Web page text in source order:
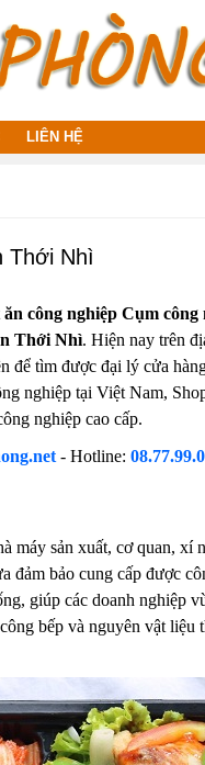
LIÊN HỆ
Thới Nhì
ăn công nghiệp Cụm
Thới Nhì. Hiện nay trên
tìm được đại lý cửa
nghiệp tại Việt Nam,
nghiệp cao cấp.
-Hotline:
máy sản xuất, cơ quan,
bảo cung cấp được
giúp các doanh nghiệp
bếp và nguyên vật